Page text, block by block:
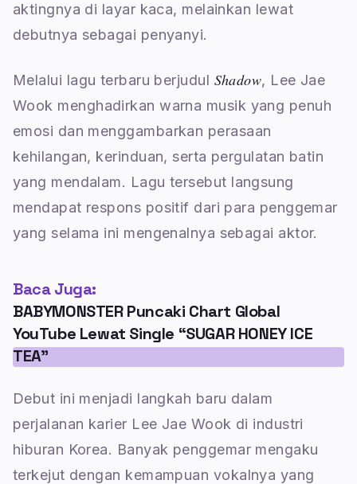
aktingnya di layar kaca, melainkan lewat
debutnya sebagai penyanyi.
Melalui lagu terbaru berjudul Shadow, Lee Jae
Wook menghadirkan warna musik yang penuh
emosi dan menggambarkan perasaan
kehilangan, kerinduan, serta pergulatan batin
yang mendalam. Lagu tersebut langsung
mendapat respons positif dari para penggemar
yang selama ini mengenalnya sebagai aktor.
Baca Juga:
BABYMONSTER Puncaki Chart Global
YouTube Lewat Single “SUGAR HONEY ICE
TEA”
Debut ini menjadi langkah baru dalam
perjalanan karier Lee Jae Wook di industri
hiburan Korea. Banyak penggemar mengaku
terkejut dengan kemampuan vokalnya yang